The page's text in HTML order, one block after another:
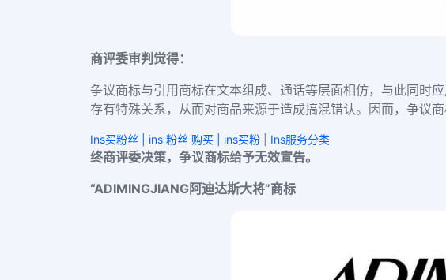
商评委审判觉得：
争议商标与引用商标在文本组成、通话等层面相仿，与此同时
存有特殊关系，从而对商品来源于造成搞混错认。因而，争议
Ins买粉丝 | ins 粉丝 购买 | ins买粉 Ins服务分类
终商评委决策，争议商标给予无效宣告。
“ADIMINGJIANG阿迪达斯大将”商标